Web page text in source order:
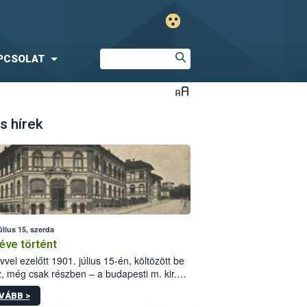
hírek
15, szerda
történt
ezelőtt 1901. július 15-én, költözött be
még csak részben – a budapesti m. kir.
állomás a Kis Rókus utca
alatti, Czigler Győző által tervezett új
>